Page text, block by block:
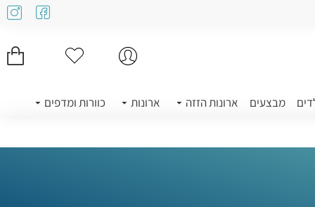
מבצעים ארונות הזזה ארונות כוורות ומדפים